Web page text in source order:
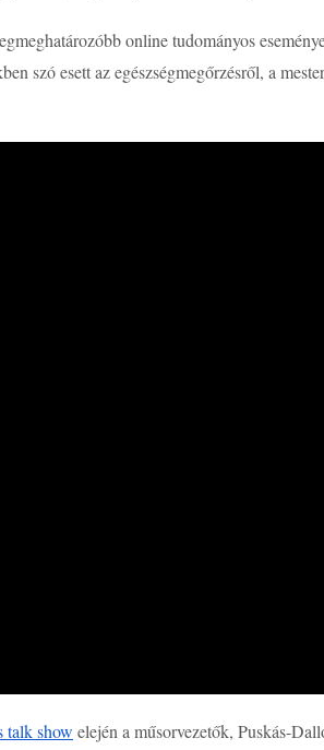
online tudományos
szó esett az egészségmegőrzésről, a
show elején a műsorvezetők, Puskás-